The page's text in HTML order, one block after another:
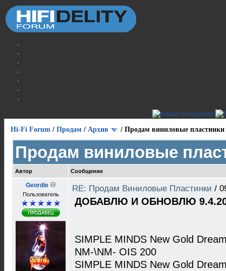
Hi-Fi Forum / Продам / Архив / Продам виниловые пластинки
Продам виниловые
Автор Сообщение
Geordie
Пользователь
RE: Продам Виниловые Пластинки /
ДОБАВЛЮ И ОБНОВЛЮ
SIMPLE MINDS New Gold
NM-\NM- OIS 200
SIMPLE MINDS New Gold